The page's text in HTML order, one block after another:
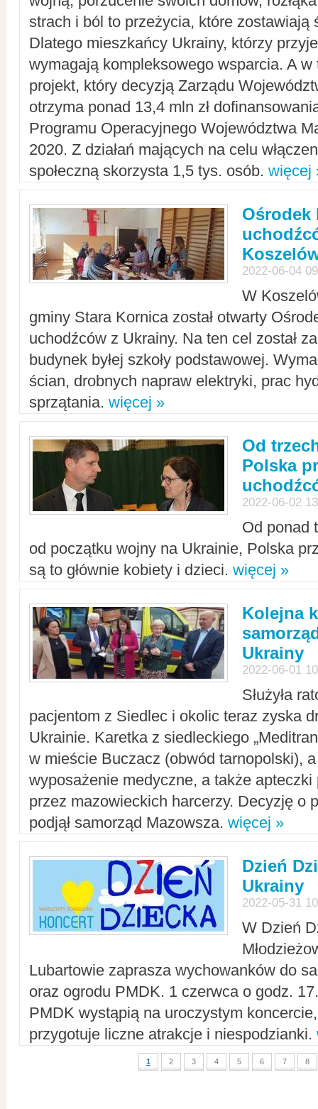
strach i ból to przeżycia, które zostawiają
Dlatego mieszkańcy Ukrainy, którzy
wymagają kompleksowego wsparcia. A w
projekt, który decyzją Zarządu
otrzyma ponad 13,4 mln zł
Programu Operacyjnego Województwa
2020. Z działań mających na celu
społeczną skorzysta 1,5 tys. osób. więcej
Ośrodek
2022-06-04
W
gminy Stara Kornica został otwarty
uchodźców z Ukrainy. Na ten cel został
budynek byłej szkoły podstawowej.
ścian, drobnych napraw elektryki, prac
sprzątania. więcej »
Od
Polska
2022-06-02
Od ponad
od początku wojny na Ukrainie, Polska
są to głównie kobiety i dzieci. więcej »
Kolejna
Ukrainy
2022-06-01
Służyła
pacjentom z Siedlec i okolic teraz zyska
Ukrainie. Karetka z siedleckiego
w mieście Buczacz (obwód tarnopolski),
wyposażenie medyczne, a także apteczki
przez mazowieckich harcerzy. Decyzję o
podjął samorząd Mazowsza. więcej »
Dzień
Ukrainy
2022-05-31
W Dzień
Lubartowie zaprasza wychowanków do
oraz ogrodu PMDK. 1 czerwca o godz.
PMDK wystąpią na uroczystym
przygotuje liczne atrakcje i niespodzianki.
1 2 3 4 5 6 7 8